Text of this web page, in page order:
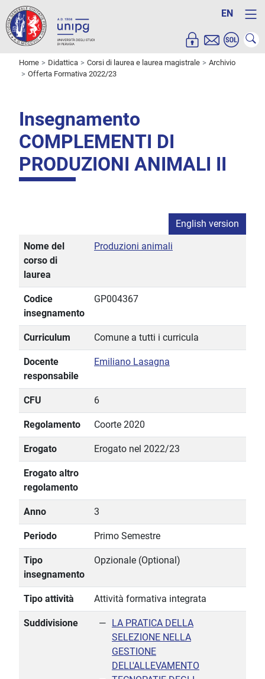
EN
Home Didattica Corsi di laurea e laurea magistrale
Archivio
Offerta Formativa 2022/23
Insegnamento
COMPLEMENTI DI
PRODUZIONI ANIMALI II
English version
Nome del
corso di
laurea
Produzioni animali
Codice
insegnamento
GP004367
Curriculum Comune a tutti i curricula
Docente
responsabile
Emiliano Lasagna
CFU 6
Regolamento Coorte 2020
Erogato Erogato nel 2022/23
Erogato altro
regolamento
Anno 3
Periodo Primo Semestre
Tipo
insegnamento
Opzionale (Optional)
Tipo attività Attività formativa integrata
Suddivisione
LA PRATICA DELLA
SELEZIONE NELLA
GESTIONE
DELL'ALLEVAMENTO